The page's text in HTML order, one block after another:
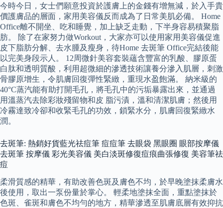
今時今日，女士們願意投資於護膚上的金錢有增無減，於入手貴
價護膚品的層面，家用美容儀反而成為了日常美肌必備。 Home
Office離不開坐、吃和睡覺，加上缺乏走動，下半身容易積聚脂
肪。 除了在家努力做Workout，大家亦可以使用家用美容儀促進
皮下脂肪分解、去水腫及瘦身，待Home 去斑筆 Office完結後能
以完美身段示人。 12周微針美容套裝蘊含豐富的乳酸、膠原蛋
白肽和透明質酸，利用超微細的滲透技術讓養分滲入肌層，刺激
骨膠原增生，令肌膚回復彈性緊緻，重現水盈飽滿。 納米級的
40°C蒸汽能有助打開毛孔，將毛孔中的污垢暴露出來，並通過
用溫蒸汽去除彩妝殘留物和皮 脂污漬，溫和清潔肌膚；然後用
冷霧達致冷卻和收緊毛孔的功效，鎖緊水分，肌膚回復緊緻水
潤。
去斑筆: 熱銷好貨藍光祛痘筆 痘痘筆 去眼袋 黑眼圈 眼部按摩儀
去斑筆 按摩儀 彩光美容儀 美白淡斑修復痘痕曲張修復 美容筆祛
痘
柔滑質感的精華，有助改善色斑及膚色不均，於早晚塗抹柔膚水
後使用，取出一泵份量於掌心。 輕柔地塗抹全面，重點塗抹於
色斑、雀斑和膚色不均勻的地方，精華滲透至肌膚底層有效抑抗